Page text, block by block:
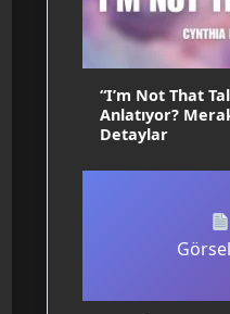
“I’m Not That
Anlatıyor?
Detaylar